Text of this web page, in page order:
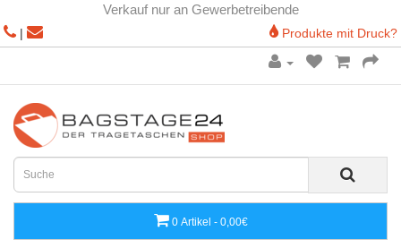
Verkauf nur an Gewerbetreibende
| Produkte mit Druck?
0 Artikel - 0,00€